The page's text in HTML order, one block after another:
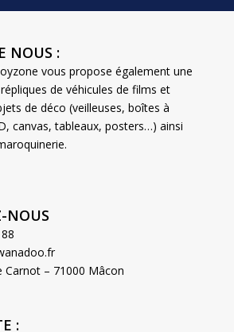
NOUS :
vous propose également une
de véhicules de films et
de déco (veilleuses, boîtes à
canvas, tableaux, posters…) ainsi
NOUS
Carnot – 71000 Mâcon
: